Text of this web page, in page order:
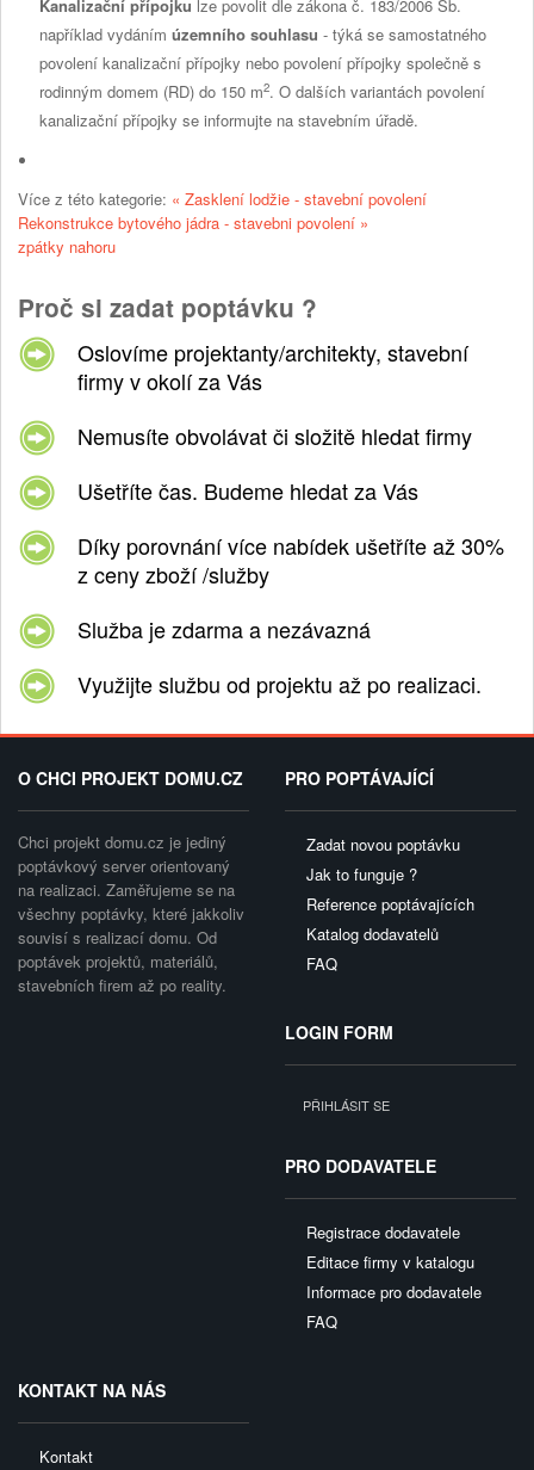
Kanalizační přípojku lze povolit dle zákona č. 183/2006 Sb.
například vydáním územního souhlasu - týká se samostatného
povolení kanalizační přípojky nebo povolení přípojky společně s
rodinným domem (RD) do 150 m2. O dalších variantách povolení
kanalizační přípojky se informujte na stavebním úřadě.
Více z této kategorie: « Zasklení lodžie - stavební povolení
Rekonstrukce bytového jádra - stavebni povolení »
zpátky nahoru
Proč si zadat poptávku ?
Oslovíme projektanty/architekty, stavební
firmy v okolí za Vás
Nemusíte obvolávat či složitě hledat firmy
Ušetříte čas. Budeme hledat za Vás
Díky porovnání více nabídek ušetříte až 30%
z ceny zboží /služby
Služba je zdarma a nezávazná
Využijte službu od projektu až po realizaci.
O CHCI PROJEKT DOMU.CZ
Chci projekt domu.cz je jediný
poptávkový server orientovaný
na realizaci. Zaměřujeme se na
všechny poptávky, které jakkoliv
souvisí s realizací domu. Od
poptávek projektů, materiálů,
stavebních firem až po reality.
PRO POPTÁVAJÍCÍ
Zadat novou poptávku
Jak to funguje ?
Reference poptávajících
Katalog dodavatelů
FAQ
LOGIN FORM
PŘIHLÁSIT SE
PRO DODAVATELE
Registrace dodavatele
Editace firmy v katalogu
Informace pro dodavatele
FAQ
KONTAKT NA NÁS
Kontakt